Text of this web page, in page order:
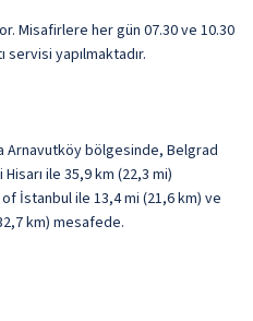
Misafirlere her gün 07.30 ve 10.30
yapılmaktadır.
Arnavutköy bölgesinde, Belgrad
ile 35,9 km (22,3 mi)
İstanbul ile 13,4 mi (21,6 km) ve
km) mesafede.